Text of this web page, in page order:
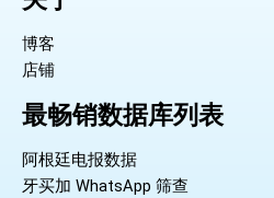
博客
店铺
最畅销数据库列表
阿根廷电报数据
牙买加 WhatsApp 筛查